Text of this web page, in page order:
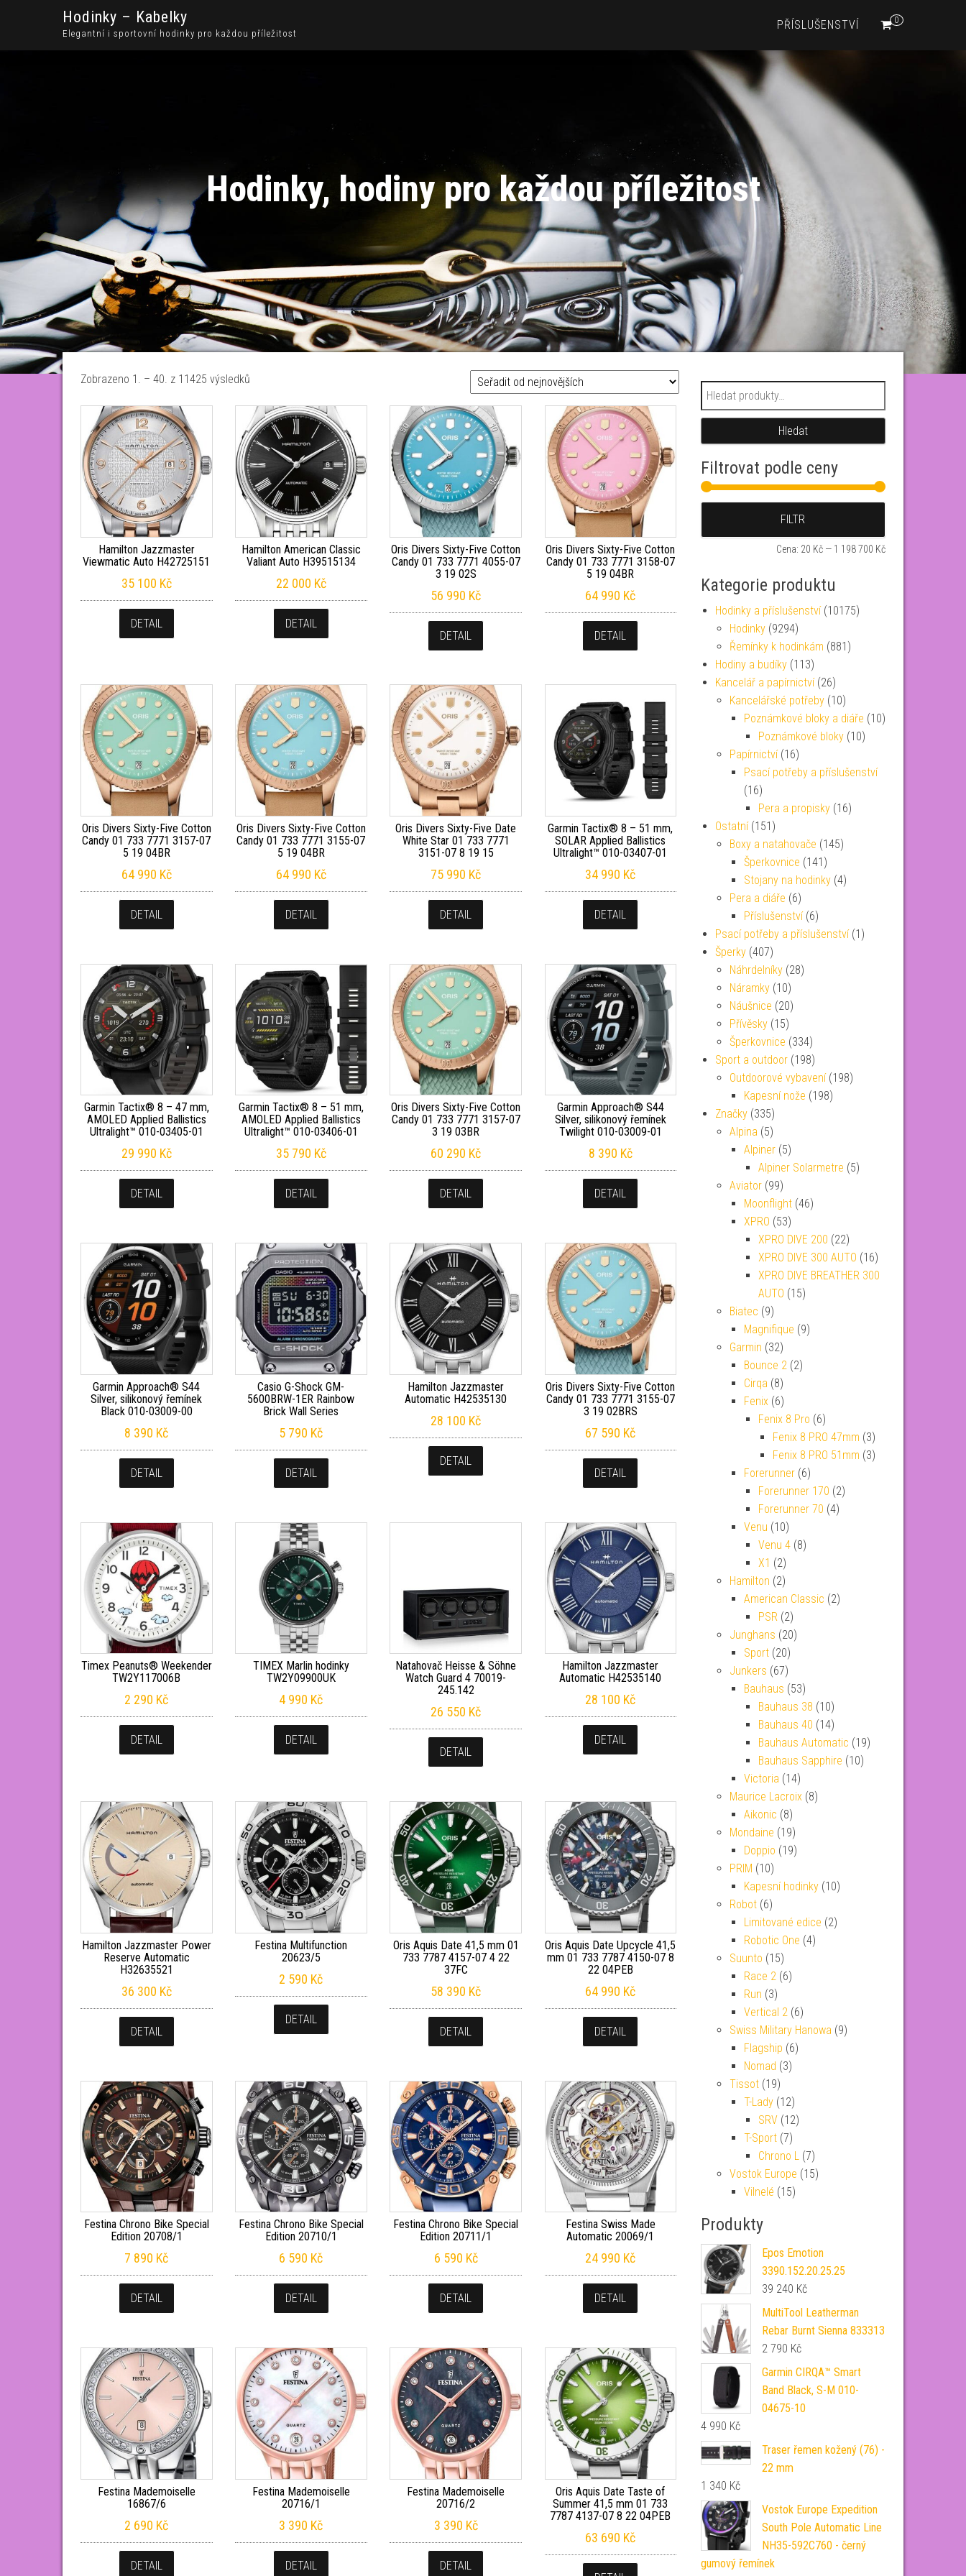
Hodinky – Kabelky
Elegantní i sportovní hodinky pro každou příležitost
0
PŘÍSLUŠENSTVÍ
Hodinky, hodiny pro každou příležitost
Zobrazeno 1. – 40. z 11425 výsledků
Hamilton Jazzmaster
Viewmatic Auto H42725151
35 100 Kč
DETAIL
Hamilton American Classic
Valiant Auto H39515134
22 000 Kč
DETAIL
Oris Divers Sixty-Five Cotton
Candy 01 733 7771 4055-07
3 19 02S
56 990 Kč
DETAIL
Oris Divers Sixty-Five Cotton
Candy 01 733 7771 3158-07
5 19 04BR
64 990 Kč
DETAIL
Oris Divers Sixty-Five Cotton
Candy 01 733 7771 3157-07
5 19 04BR
64 990 Kč
DETAIL
Oris Divers Sixty-Five Cotton
Candy 01 733 7771 3155-07
5 19 04BR
64 990 Kč
DETAIL
Oris Divers Sixty-Five Date
White Star 01 733 7771
3151-07 8 19 15
75 990 Kč
DETAIL
Garmin Tactix® 8 – 51 mm,
SOLAR Applied Ballistics
Ultralight™ 010-03407-01
34 990 Kč
DETAIL
Garmin Tactix® 8 – 47 mm,
AMOLED Applied Ballistics
Ultralight™ 010-03405-01
29 990 Kč
DETAIL
Garmin Tactix® 8 – 51 mm,
AMOLED Applied Ballistics
Ultralight™ 010-03406-01
35 790 Kč
DETAIL
Oris Divers Sixty-Five Cotton
Candy 01 733 7771 3157-07
3 19 03BR
60 290 Kč
DETAIL
Garmin Approach® S44
Silver, silikonový řemínek
Twilight 010-03009-01
8 390 Kč
DETAIL
Garmin Approach® S44
Silver, silikonový řemínek
Black 010-03009-00
8 390 Kč
DETAIL
Casio G-Shock GM-
5600BRW-1ER Rainbow
Brick Wall Series
5 790 Kč
DETAIL
Hamilton Jazzmaster
Automatic H42535130
28 100 Kč
DETAIL
Oris Divers Sixty-Five Cotton
Candy 01 733 7771 3155-07
3 19 02BRS
67 590 Kč
DETAIL
Timex Peanuts® Weekender
TW2Y117006B
2 290 Kč
DETAIL
TIMEX Marlin hodinky
TW2Y09900UK
4 990 Kč
DETAIL
Natahovač Heisse & Söhne
Watch Guard 4 70019-
245.142
26 550 Kč
DETAIL
Hamilton Jazzmaster
Automatic H42535140
28 100 Kč
DETAIL
Hamilton Jazzmaster Power
Reserve Automatic
H32635521
36 300 Kč
DETAIL
Festina Multifunction
20623/5
2 590 Kč
DETAIL
Oris Aquis Date 41,5 mm 01
733 7787 4157-07 4 22
37FC
58 390 Kč
DETAIL
Oris Aquis Date Upcycle 41,5
mm 01 733 7787 4150-07 8
22 04PEB
64 990 Kč
DETAIL
Festina Chrono Bike Special
Edition 20708/1
7 890 Kč
DETAIL
Festina Chrono Bike Special
Edition 20710/1
6 590 Kč
DETAIL
Festina Chrono Bike Special
Edition 20711/1
6 590 Kč
DETAIL
Festina Swiss Made
Automatic 20069/1
24 990 Kč
DETAIL
Festina Mademoiselle
16867/6
2 690 Kč
DETAIL
Festina Mademoiselle
20716/1
3 390 Kč
DETAIL
Festina Mademoiselle
20716/2
3 390 Kč
DETAIL
Oris Aquis Date Taste of
Summer 41,5 mm 01 733
7787 4137-07 8 22 04PEB
63 690 Kč
Hledat:
Hledat
Filtrovat podle ceny
FILTR
Cena: 20 Kč — 1 198 700 Kč
Kategorie produktu
Hodinky a příslušenství (10175)
Hodinky (9294)
Řemínky k hodinkám (881)
Hodiny a budíky (113)
Kancelář a papírnictví (26)
Kancelářské potřeby (10)
Poznámkové bloky a diáře (10)
Poznámkové bloky (10)
Papírnictví (16)
Psací potřeby a příslušenství
(16)
Pera a propisky (16)
Ostatní (151)
Boxy a natahovače (145)
Šperkovnice (141)
Stojany na hodinky (4)
Pera a diáře (6)
Příslušenství (6)
Psací potřeby a příslušenství (1)
Šperky (407)
Náhrdelníky (28)
Náramky (10)
Náušnice (20)
Přívěsky (15)
Šperkovnice (334)
Sport a outdoor (198)
Outdoorové vybavení (198)
Kapesní nože (198)
Značky (335)
Alpina (5)
Alpiner (5)
Alpiner Solarmetre (5)
Aviator (99)
Moonflight (46)
XPRO (53)
XPRO DIVE 200 (22)
XPRO DIVE 300 AUTO (16)
XPRO DIVE BREATHER 300
AUTO (15)
Biatec (9)
Magnifique (9)
Garmin (32)
Bounce 2 (2)
Cirqa (8)
Fenix (6)
Fenix 8 Pro (6)
Fenix 8 PRO 47mm (3)
Fenix 8 PRO 51mm (3)
Forerunner (6)
Forerunner 170 (2)
Forerunner 70 (4)
Venu (10)
Venu 4 (8)
X1 (2)
Hamilton (2)
American Classic (2)
PSR (2)
Junghans (20)
Sport (20)
Junkers (67)
Bauhaus (53)
Bauhaus 38 (10)
Bauhaus 40 (14)
Bauhaus Automatic (19)
Bauhaus Sapphire (10)
Victoria (14)
Maurice Lacroix (8)
Aikonic (8)
Mondaine (19)
Doppio (19)
PRIM (10)
Kapesní hodinky (10)
Robot (6)
Limitované edice (2)
Robotic One (4)
Suunto (15)
Race 2 (6)
Run (3)
Vertical 2 (6)
Swiss Military Hanowa (9)
Flagship (6)
Nomad (3)
Tissot (19)
T-Lady (12)
SRV (12)
T-Sport (7)
Chrono L (7)
Vostok Europe (15)
Vilnelé (15)
Produkty
Epos Emotion
3390.152.20.25.25
39 240 Kč
MultiTool Leatherman
Rebar Burnt Sienna 833313
2 790 Kč
Garmin CIRQA™ Smart
Band Black, S-M 010-
04675-10
4 990 Kč
Traser řemen kožený (76) -
22 mm
1 340 Kč
Vostok Europe Expedition
South Pole Automatic Line
NH35-592C760 - černý
gumový řemínek